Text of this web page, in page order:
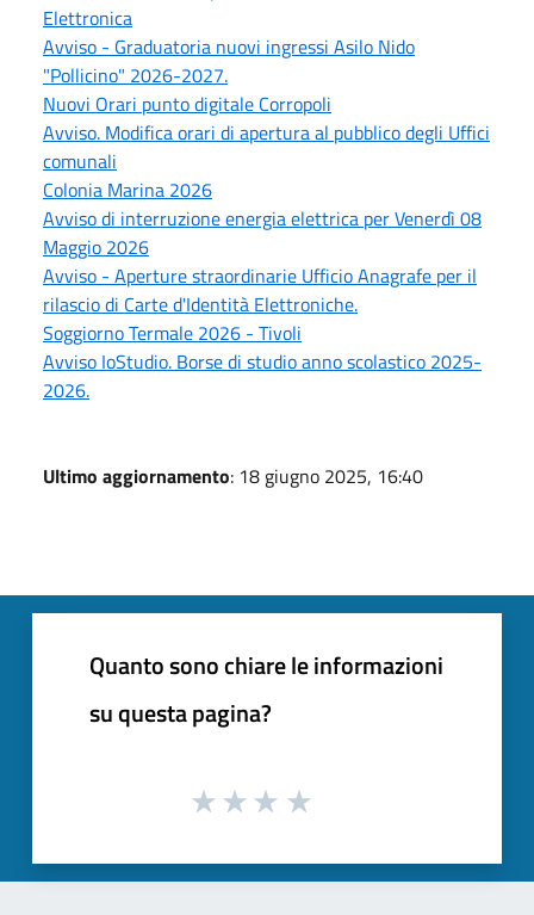
Elettronica
Avviso - Graduatoria nuovi ingressi Asilo Nido
"Pollicino" 2026-2027.
Nuovi Orari punto digitale Corropoli
Avviso. Modifica orari di apertura al pubblico degli Uffici
comunali
Colonia Marina 2026
Avviso di interruzione energia elettrica per Venerdì 08
Maggio 2026
Avviso - Aperture straordinarie Ufficio Anagrafe per il
rilascio di Carte d'Identità Elettroniche.
Soggiorno Termale 2026 - Tivoli
Avviso IoStudio. Borse di studio anno scolastico 2025-
2026.
Ultimo aggiornamento: 18 giugno 2025, 16:40
Quanto sono chiare le informazioni
su questa pagina?